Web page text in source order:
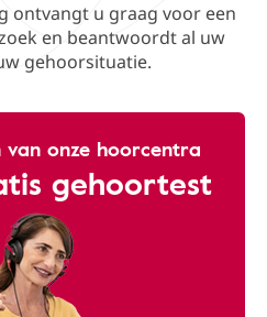
ontvangt u graag voor een
en beantwoordt al uw
gehoorsituatie.
van onze hoorcentra
gehoortest